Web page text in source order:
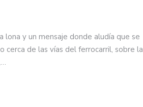
lona y un mensaje donde aludía que se
cerca de las vías del ferrocarril, sobre la